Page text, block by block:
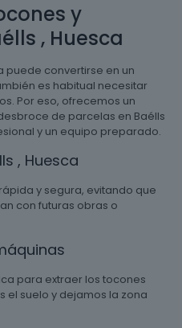
y
, Huesca
puede convertirse en un
es habitual necesitar
Por eso, ofrecemos un
de parcelas en Baélls
y un equipo preparado.
, Huesca
y segura, evitando que
con futuras obras o
para extraer los tocones
el suelo y dejamos la zona